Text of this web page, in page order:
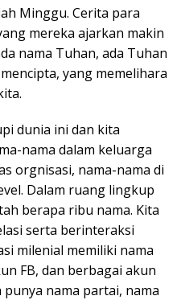
Minggu. Cerita para
mereka ajarkan makin
nama Tuhan, ada Tuhan
yang memelihara
dunia ini dan kita
nama dalam keluarga
orgnisasi, nama-nama di
Dalam ruang lingkup
berapa ribu nama. Kita
serta berinteraksi
milenial memiliki nama
FB, dan berbagai akun
punya nama partai, nama